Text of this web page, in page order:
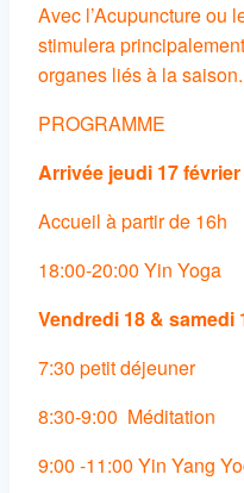
Avec l’Acupuncture ou
stimulera
organes liés à la saison.
PROGRAMME
Arrivée jeudi 17 février
Accueil à partir de 16h
18:00-20:00 Yin Yoga
Vendredi 18 & samedi
7:30 petit déjeuner
8:30-9:00 Méditation
9:00 -11:00 Yin Yang